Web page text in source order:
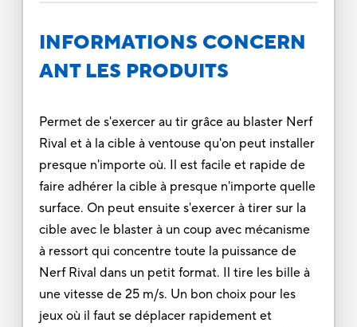
INFORMATIONS CONCERN
ANT LES PRODUITS
Permet de s'exercer au tir grâce au blaster Nerf
Rival et à la cible à ventouse qu'on peut installer
presque n'importe où. Il est facile et rapide de
faire adhérer la cible à presque n'importe quelle
surface. On peut ensuite s'exercer à tirer sur la
cible avec le blaster à un coup avec mécanisme
à ressort qui concentre toute la puissance de
Nerf Rival dans un petit format. Il tire les bille à
une vitesse de 25 m/s. Un bon choix pour les
jeux où il faut se déplacer rapidement et